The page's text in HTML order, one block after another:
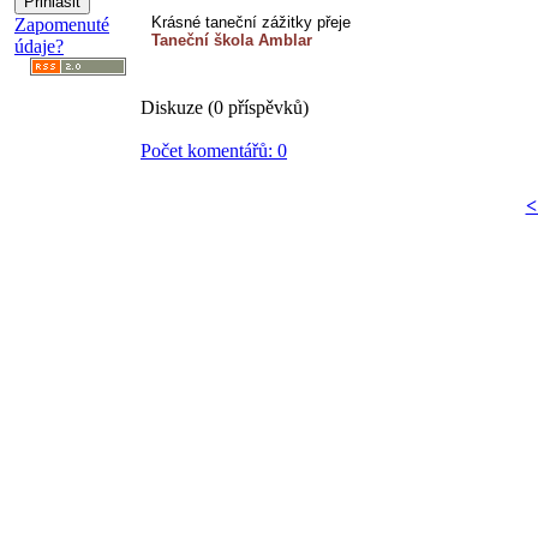
Zapomenuté
údaje?
Krásné taneční zážitky přeje
Taneční škola Amblar
Diskuze (0 příspěvků)
Počet komentářů: 0